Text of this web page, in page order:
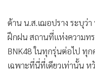
ด้าน น.ส.เฌอปราง ระบุว่
ฝึกฝน สถานที่แห่งความท
BNK48 ในทุกรุ่นต่อไป ทุก
เฉพาะที่นี่ที่เดียวเท่านั้น ห